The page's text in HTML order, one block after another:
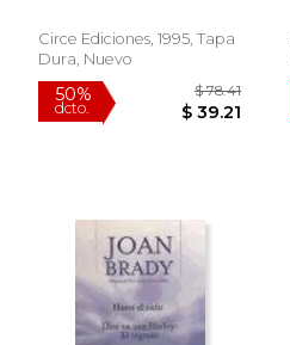
50%
dcto.
Circe Ediciones, 1995, Tapa
Dura, Nuevo